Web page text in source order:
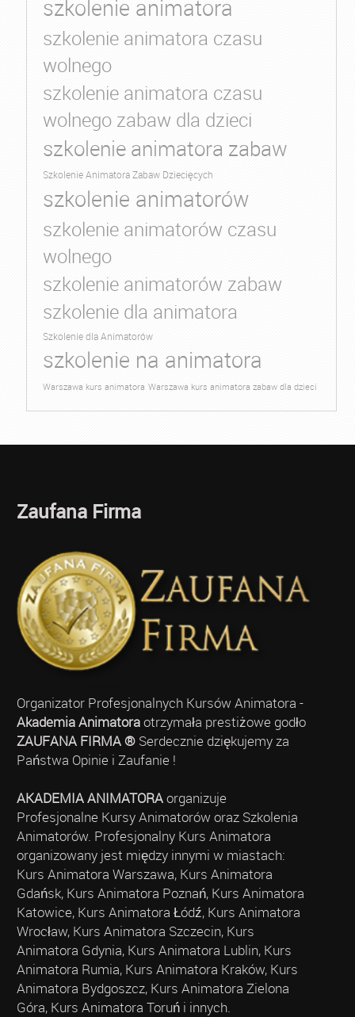
szkolenie animatora
szkolenie animatora czasu
wolnego
szkolenie animatora czasu
wolnego zabaw dla dzieci
szkolenie animatora zabaw
Szkolenie Animatora Zabaw Dziecięcych
szkolenie animatorów
szkolenie animatorów czasu
wolnego
szkolenie animatorów zabaw
szkolenie dla animatora
Szkolenie dla Animatorów
szkolenie na animatora
Warszawa kurs animatora Warszawa kurs animatora zabaw dla dzieci
Zaufana Firma
Organizator Profesjonalnych Kursów Animatora -
Akademia Animatoraotrzymała prestiżowe godło
ZAUFANA FIRMA ®Serdecznie dziękujemy za
Państwa Opinie i Zaufanie !
AKADEMIA ANIMATORAorganizuje
Profesjonalne Kursy Animatorów oraz Szkolenia
Animatorów. Profesjonalny Kurs Animatora
organizowany jest między innymi w miastach:
Kurs Animatora Warszawa, Kurs Animatora
Gdańsk, Kurs Animatora Poznań, Kurs Animatora
Katowice, Kurs Animatora Łódź, Kurs Animatora
Wrocław, Kurs Animatora Szczecin, Kurs
Animatora Gdynia, Kurs Animatora Lublin, Kurs
Animatora Rumia, Kurs Animatora Kraków, Kurs
Animatora Bydgoszcz, Kurs Animatora Zielona
Góra, Kurs Animatora Toruń i innych.